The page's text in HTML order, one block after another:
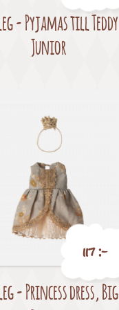
Pris
- Pyjamas till Teddy
Junior
Pris
117 :-
- Princess dress, Big